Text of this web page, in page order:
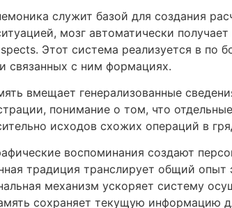
служит базой для создания
мозг автоматически
Этот система реализуется в по
связанных с ним формациях.
вмещает генерализованные
понимание о том, что
исходов схожих операций в
воспоминания создают
традиция транслирует общий опыт
механизм ускоряет систему
сохраняет текущую информацию